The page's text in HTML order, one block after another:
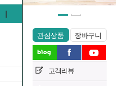
관심상품 장바구니
고객리뷰